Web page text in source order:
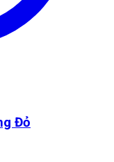
Đỏ